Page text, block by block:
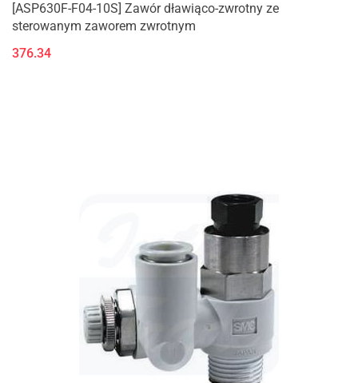
[ASP630F-F04-10S] Zawór dławiąco-zwrotny ze
sterowanym zaworem zwrotnym
376.34